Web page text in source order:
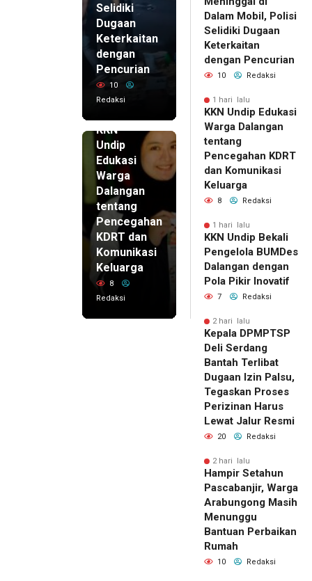
Selidiki
Dugaan
Keterkaitan
dengan
Pencurian
10
Redaksi
KKN
Undip
Edukasi
Warga
Dalangan
tentang
Pencegahan
KDRT dan
Komunikasi
Keluarga
8
Redaksi
Dalam Mobil, Polisi
Selidiki Dugaan
Keterkaitan
dengan Pencurian
10 Redaksi
1 hari lalu
KKN Undip Edukasi
Warga Dalangan
tentang
Pencegahan KDRT
dan Komunikasi
Keluarga
8 Redaksi
1 hari lalu
KKN Undip Bekali
Pengelola BUMDes
Dalangan dengan
Pola Pikir Inovatif
7 Redaksi
2 hari lalu
Kepala DPMPTSP
Deli Serdang
Bantah Terlibat
Dugaan Izin Palsu,
Tegaskan Proses
Perizinan Harus
Lewat Jalur Resmi
20 Redaksi
2 hari lalu
Hampir Setahun
Pascabanjir, Warga
Arabungong Masih
Menunggu
Bantuan Perbaikan
Rumah
10 Redaksi